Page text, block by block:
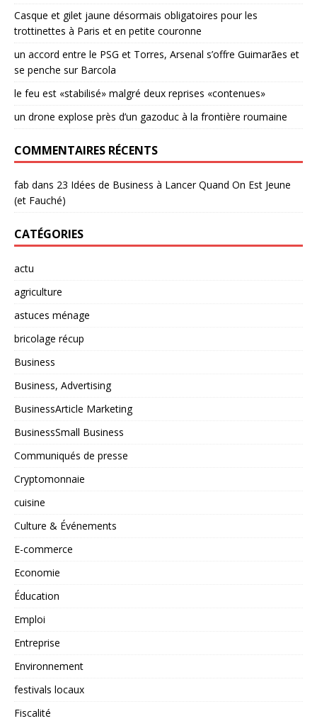
Casque et gilet jaune désormais obligatoires pour les
trottinettes à Paris et en petite couronne
un accord entre le PSG et Torres, Arsenal s’offre Guimarães et
se penche sur Barcola
le feu est «stabilisé» malgré deux reprises «contenues»
un drone explose près d’un gazoduc à la frontière roumaine
COMMENTAIRES RÉCENTS
fab dans 23 Idées de Business à Lancer Quand On Est Jeune
(et Fauché)
CATÉGORIES
actu
agriculture
astuces ménage
bricolage récup
Business
Business, Advertising
BusinessArticle Marketing
BusinessSmall Business
Communiqués de presse
Cryptomonnaie
cuisine
Culture & Événements
E-commerce
Economie
Éducation
Emploi
Entreprise
Environnement
festivals locaux
Fiscalité